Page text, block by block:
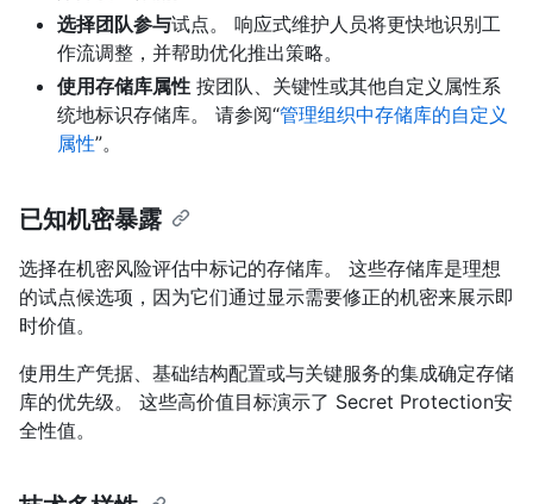
选择团队参与试点。 响应式维护人员将更快地识别工
作流调整，并帮助优化推出策略。
使用存储库属性 按团队、关键性或其他自定义属性系
统地标识存储库。 请参阅“管理组织中存储库的自定义
属性”。
已知机密暴露
选择在机密风险评估中标记的存储库。 这些存储库是理想
的试点候选项，因为它们通过显示需要修正的机密来展示即
时价值。
使用生产凭据、基础结构配置或与关键服务的集成确定存储
库的优先级。 这些高价值目标演示了 Secret Protection安
全性值。